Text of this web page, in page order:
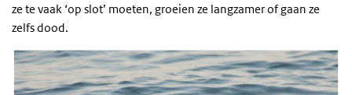
ze te vaak ‘op slot’ moeten, groeien ze langzamer of gaan ze
zelfs dood.